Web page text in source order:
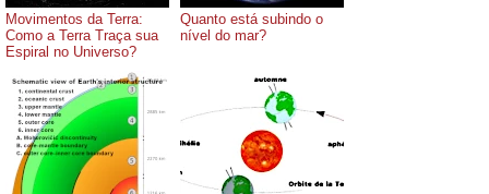
Movimentos da Terra:
Como a Terra Traça sua
Espiral no Universo?
Quanto está subindo o
nível do mar?